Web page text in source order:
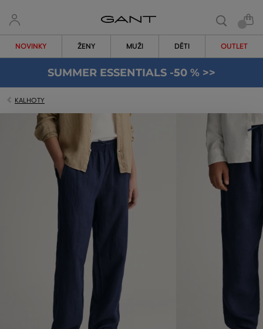
NOVINKY ŽENY MUŽI DĚTI OUTLET
SUMMER ESSENTIALS -50 % >>
KALHOTY